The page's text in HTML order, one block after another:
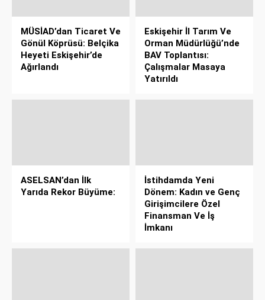
MÜSİAD’dan Ticaret Ve
Gönül Köprüsü: Belçika
Heyeti Eskişehir’de
Ağırlandı
Eskişehir İl Tarım Ve
Orman Müdürlüğü’nde
BAV Toplantısı:
Çalışmalar Masaya
Yatırıldı
ASELSAN’dan İlk
Yarıda Rekor Büyüme:
İstihdamda Yeni
Dönem: Kadın ve Genç
Girişimcilere Özel
Finansman Ve İş
İmkanı